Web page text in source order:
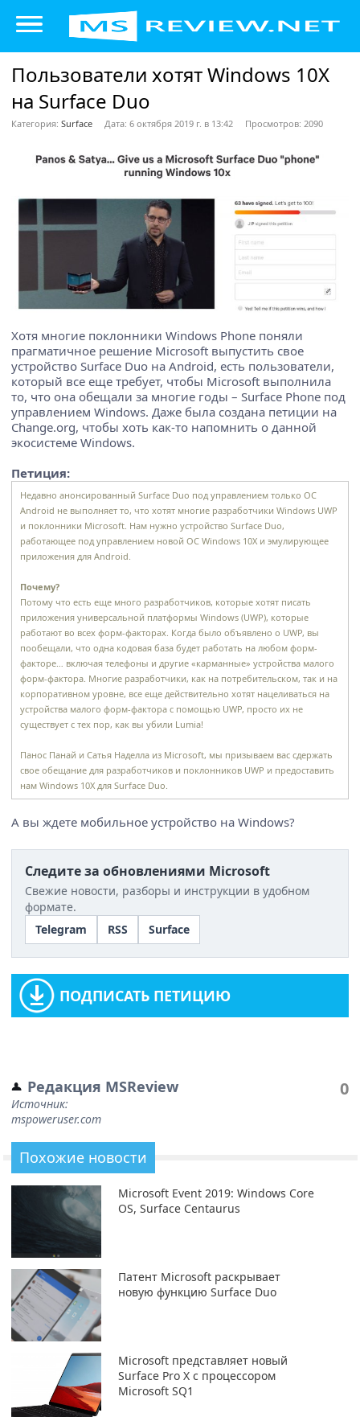
Пользователи хотят Windows 10X
на Surface Duo
Категория: Surface Дата: 6 октября 2019 г. в 13:42 Просмотров: 2090
Хотя многие поклонники Windows Phone поняли
прагматичное решение Microsoft выпустить свое
устройство Surface Duo на Android, есть пользователи,
который все еще требует, чтобы Microsoft выполнила
то, что она обещали за многие годы – Surface Phone под
управлением Windows. Даже была создана петиции на
Change.org, чтобы хоть как-то напомнить о данной
экосистеме Windows.
Петиция:
Недавно анонсированный Surface Duo под управлением только ОС
Android не выполняет то, что хотят многие разработчики Windows UWP
и поклонники Microsoft. Нам нужно устройство Surface Duo,
работающее под управлением новой ОС Windows 10X и эмулирующее
приложения для Android.
Почему?
Потому что есть еще много разработчиков, которые хотят писать
приложения универсальной платформы Windows (UWP), которые
работают во всех форм-факторах. Когда было объявлено о UWP, вы
пообещали, что одна кодовая база будет работать на любом форм-
факторе… включая телефоны и другие «карманные» устройства малого
форм-фактора. Многие разработчики, как на потребительском, так и на
корпоративном уровне, все еще действительно хотят нацеливаться на
устройства малого форм-фактора с помощью UWP, просто их не
существует с тех пор, как вы убили Lumia!
Панос Панай и Сатья Наделла из Microsoft, мы призываем вас сдержать
свое обещание для разработчиков и поклонников UWP и предоставить
нам Windows 10X для Surface Duo.
А вы ждете мобильное устройство на Windows?
Следите за обновлениями Microsoft
Свежие новости, разборы и инструкции в удобном
формате.
Telegram
RSS Surface
ПОДПИСАТЬ ПЕТИЦИЮ
Редакция MSReview
Источник:
mspoweruser.com
0
Похожие новости
Microsoft Event 2019: Windows Core
OS, Surface Centaurus
Патент Microsoft раскрывает
новую функцию Surface Duo
Microsoft представляет новый
Surface Pro X с процессором
Microsoft SQ1